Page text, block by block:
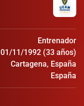
Entrenador
01/11/1992 (33 años)
Cartagena, España
España